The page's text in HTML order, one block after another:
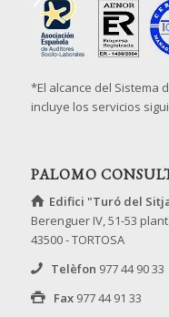
*El alcance del Sistema
incluye los servicios
PALOMO
Edifici "Turó del
Berenguer IV, 51-53
43500 - TORTOSA
Telèfon 977 44 90 33
Fax 977 44 91 33